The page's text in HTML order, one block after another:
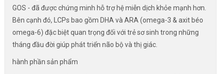
GOS - đã được chứng minh hỗ trợ hệ miễn dịch khỏe mạnh hơn.
Bên cạnh đó, LCPs bao gồm DHA và ARA (omega-3 & axit béo
omega-6) đặc biệt quan trọng đối với trẻ sơ sinh trong những
tháng đầu đời giúp phát triển não bộ và thị giác.
hành phần sản phẩm